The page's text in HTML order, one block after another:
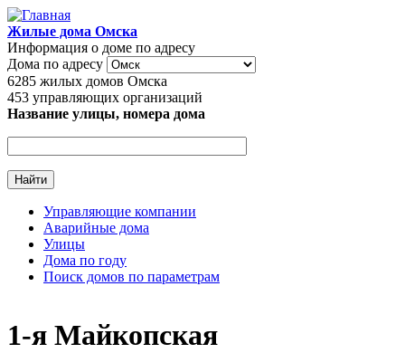
Перейти к основному содержанию
Жилые дома Омска
Информация о доме по адресу
Дома по адресу
6285 жилых домов Омска
453 управляющих организаций
Название улицы, номера дома
Главное меню
Управляющие компании
Аварийные дома
Улицы
Дома по году
Поиск домов по параметрам
1-я Майкопская